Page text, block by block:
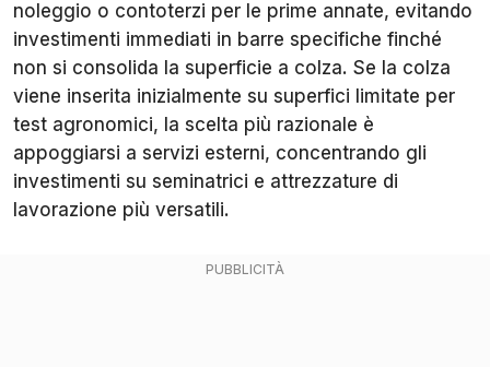
noleggio o contoterzi per le prime annate, evitando
investimenti immediati in barre specifiche finché
non si consolida la superficie a colza. Se la colza
viene inserita inizialmente su superfici limitate per
test agronomici, la scelta più razionale è
appoggiarsi a servizi esterni, concentrando gli
investimenti su seminatrici e attrezzature di
lavorazione più versatili.